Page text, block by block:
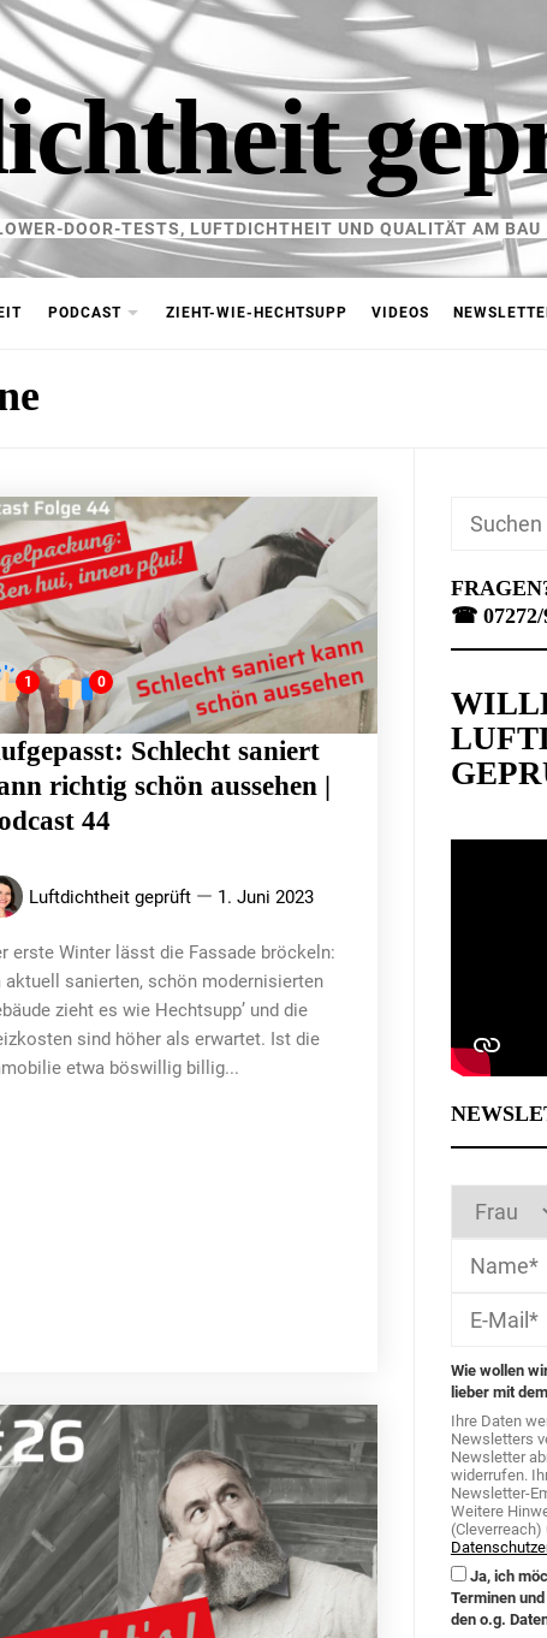
DOOR-TESTS, LUFTDICHTHEIT UND QUALITÄT AM BAU
PODCAST ZIEHT-WIE-HECHTSUPP VIDEOS
1 0
Schlecht saniert
richtig schön aussehen |
44
Luftdichtheit geprüft 1. Juni 2023
erste Winter lässt die Fassade bröckeln:
aktuell sanierten, schön modernisierten
zieht es wie Hechtsupp’ und die
sind höher als erwartet. Ist die
etwa böswillig billig...
Suchen
☎︎ 07272/
Wie wollen
lieber mit
Ihre Daten
Newsletters
Newsletter
widerrufen.
Newsletter-
Weitere
Ja, ich
Terminen
den o.g.